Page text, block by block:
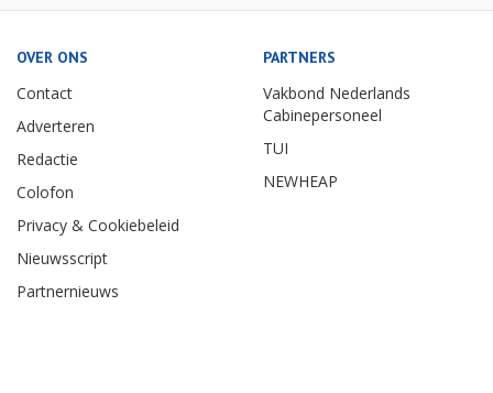
OVER ONS
Contact
Adverteren
Redactie
Colofon
Privacy & Cookiebeleid
Nieuwsscript
Partnernieuws
PARTNERS
Vakbond Nederlands
Cabinepersoneel
TUI
NEWHEAP